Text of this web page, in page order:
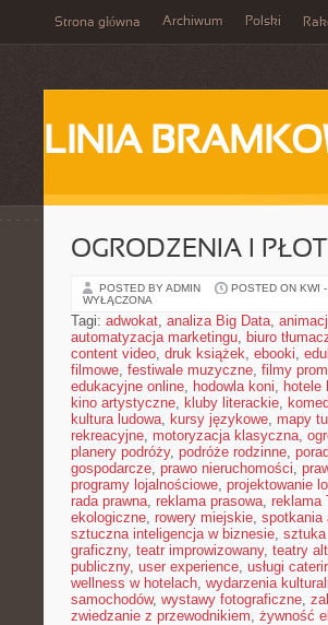
Strona główna Archiwum Polski
LINIA
OGRODZENIA I
POSTED BY ADMIN POSTED ON KWI
WYŁĄCZONA
Tagi: adwokat, analiza Big Data,
automatyzacja marketingu, biuro
content video, druk książek, ebooki,
filmowe, festiwale muzyczne, filmy
edukacyjne online, hodowla koni, hotele
kino artystyczne, kluby literackie,
kultura ludowa, kursy językowe, mapy
rekreacyjne, motoryzacja klasyczna,
planery podróży, podróże rodzinne,
gospodarcze, prawo nieruchomości,
programy lojalnościowe, projektowanie
rada prawna, reklama prasowa, reklama
ekologiczne, rowery miejskie, spotkania
sztuczna inteligencja w biznesie,
graficzny, teatr improwizowany, teatry
publiczny, user experience, usługi
wellness w hotelach, wydarzenia
samochodów, wystawy fotograficzne,
zwiedzanie z przewodnikiem, żywność